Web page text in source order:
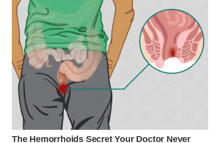
WN
MALUKU
WN
MALUT
WN
DAIRI
WN
DANAU